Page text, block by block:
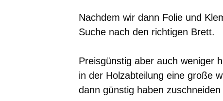
Nachdem wir dann Folie und
Suche nach den richtigen Brett.
Preisgünstig aber auch weniger
in der Holzabteilung eine große
dann günstig haben zuschneiden